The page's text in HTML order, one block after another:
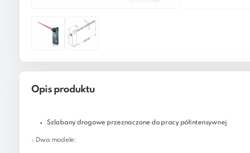
Opis produktu
Szlabany drogowe przeznaczone do pracy półintensywnej
- Dwa modele: